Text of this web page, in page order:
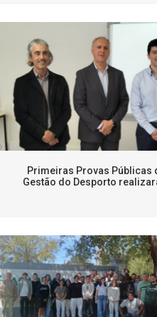
Primeiras Provas Públicas
Gestão do Desporto